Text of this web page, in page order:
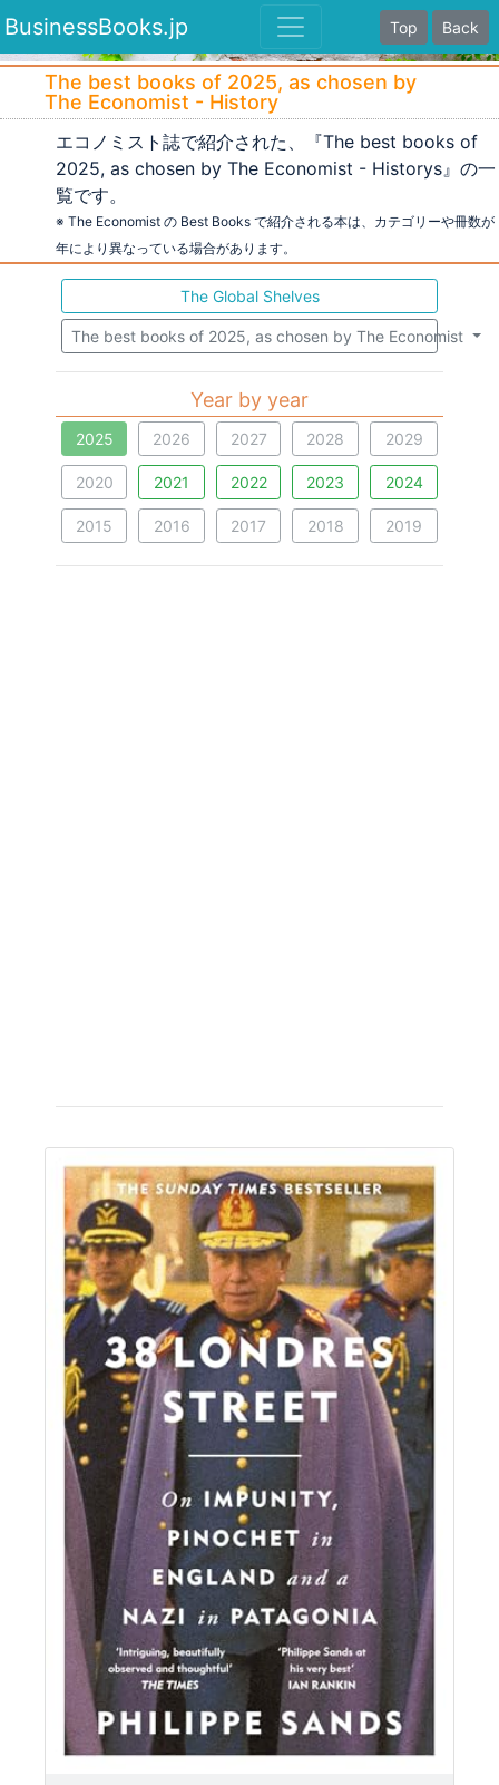
BusinessBooks.jp Top Back
The best books of 2025, as chosen by
The Economist - History
エコノミスト誌で紹介された、『The best books of
2025, as chosen by The Economist - Historys』の一
覧です。
※ The Economist の Best Books で紹介される本は、カテゴリーや冊数が
年により異なっている場合があります。
The Global Shelves
The best books of 2025, as chosen by The Economist
Year by year
2025 2026 2027 2028 2029
2020 2021 2022 2023 2024
2015 2016 2017 2018 2019